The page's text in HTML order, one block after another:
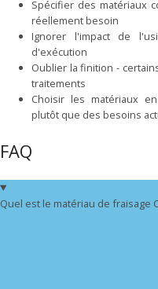
Spécifier des matériaux
réellement besoin
Ignorer l'impact de
d'exécution
Oublier la finition -
traitements
Choisir les matériaux
plutôt que des besoins
FAQ
Quel est le matériau de fraisage